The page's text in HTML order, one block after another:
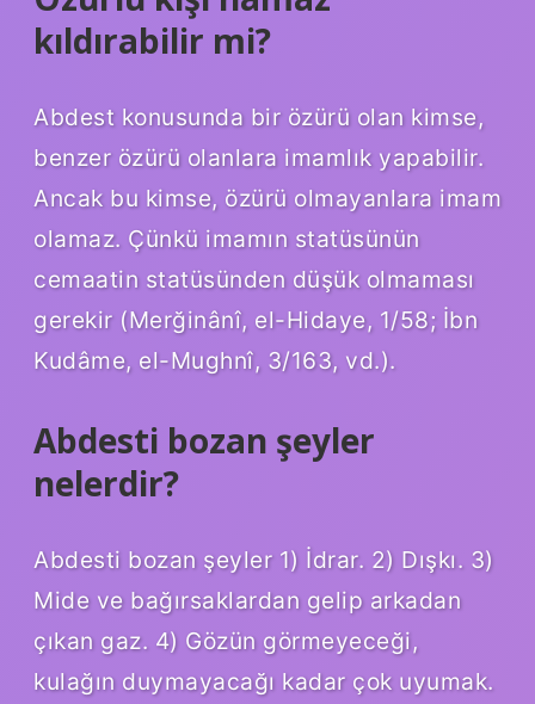
kıldırabilir mi?
Abdest konusunda bir özürü olan kimse,
benzer özürü olanlara imamlık yapabilir.
Ancak bu kimse, özürü olmayanlara imam
olamaz. Çünkü imamın statüsünün
cemaatin statüsünden düşük olmaması
gerekir (Merğinânî, el-Hidaye, 1/58; İbn
Kudâme, el-Mughnî, 3/163, vd.).
Abdesti bozan şeyler
nelerdir?
Abdesti bozan şeyler 1) İdrar. 2) Dışkı. 3)
Mide ve bağırsaklardan gelip arkadan
çıkan gaz. 4) Gözün görmeyeceği,
kulağın duymayacağı kadar çok uyumak.